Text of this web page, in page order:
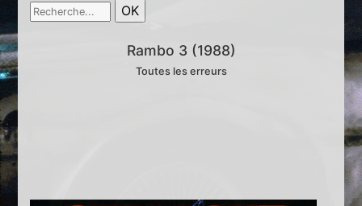
Rambo 3 (1988)
Toutes les erreurs